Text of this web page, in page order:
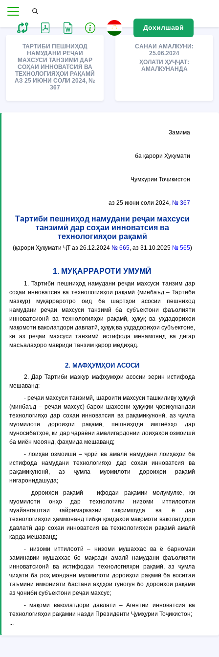
Дохилшавӣ
ТАРТИБИ ПЕШНИҲОД
НАМУДАНИ РЕҶАИ
МАХСУСИ ТАНЗИМӢ ДАР
СОҲАИ ИННОВАТСИЯ ВА
ТЕХНОЛОГИЯҲОИ РАҚАМӢ
АЗ 25 ИЮНИ СОЛИ 2024, №
367
САНАИ АМАЛКУНИ:
25.06.2024
ҲОЛАТИ ҲУҶҶАТ:
АМАЛКУНАНДА
Замима
ба қарори Ҳукумати
Ҷумҳурии Тоҷикистон
аз 25 июни соли 2024, № 367
Тартиби пешниҳод намудани реҷаи махсуси
танзимӣ дар соҳаи инноватсия ва
технологияҳои рақамӣ
(қарори Ҳукумати ҶТ аз 26.12.2024 № 665, аз 31.10.2025 № 565)
1. МУҚАРРАРОТИ УМУМӢ
1. Тартиби пешниҳод намудани реҷаи махсуси танзим дар
соҳаи инноватсия ва технологияҳои рақамӣ (минбаъд – Тартиби
мазкур) муқарраротро оид ба шартҳои асосии пешниҳод
намудани реҷаи махсуси танзимӣ ба субъектони фаъолияти
инноватсионӣ ва технологияҳои рақамӣ, ҳуқуқ ва уҳдадориҳои
мақомоти ваколатдори давлатӣ, ҳуқуқ ва уҳдадориҳои субъектоне,
ки аз реҷаи махсуси танзимӣ истифода менамоянд ва дигар
масъалаҳоро мавриди танзим қарор медиҳад.
2. МАФҲУМҲОИ АСОСӢ
2. Дар Тартиби мазкур мафҳумҳои асосии зерин истифода
мешаванд:
-реҷаи махсуси танзимӣ, шароити махсуси ташкиливу ҳуқуқӣ
(минбаъд – реҷаи махсус) барои шахсони ҳуқуқии ҷорикунандаи
технологияҳо дар соҳаи инноватсия ва рақамикунонӣ, аз ҷумла
муомилоти дороиҳои рақамӣ, пешниҳоди имтиёзҳо дар
муносибатҳое, ки дар ҷараёни амалигардонии лоиҳаҳои озмоишӣ
ба миён меоянд, фаҳмида мешаванд;
-лоиҳаи озмоишӣ – ҷорӣ ва амалӣ намудани лоиҳаҳои ба
истифода намудани технологияҳо дар соҳаи инноватсия ва
рақамикунонӣ, аз ҷумла муомилоти дороиҳои рақамӣ
нигаронидашуда;
- дороиҳои рақамӣ – ифодаи рақамии молумулке, ки
муомилоти онҳо дар технологияи низоми иттилоотии
муайянгаштаи ғайримарказии тақсимшуда ва ё дар
технологияҳои ҳаммонанд тибқи қоидаҳои мақомоти ваколатдори
давлатӣ дар соҳаи инноватсия ва технологияҳои рақамӣ амалӣ
карда мешаванд;
- низоми иттилоотӣ – низоми мушаххас ва ё барномаи
заминавии мушаххас бо мақсади амалӣ намудани фаъолияти
инноватсионӣ ва истифодаи технологияҳои рақамӣ, аз ҷумла
ҷиҳати ба роҳ мондани муомилоти дороиҳои рақамӣ ба воситаи
таъмини имконияти бастани аҳдҳои гуногун бо дороиҳои рақамӣ
аз ҷониби субъектони реҷаи махсус;
-мақоми ваколатдори давлатӣ– Агентии инноватсия ва
технологияҳои рақамии назди Президенти Ҷумҳурии Тоҷикистон;
...